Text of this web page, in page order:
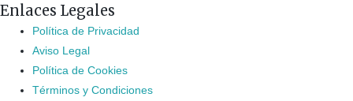
Enlaces Legales
Política de Privacidad
Aviso Legal
Política de Cookies
Términos y Condiciones